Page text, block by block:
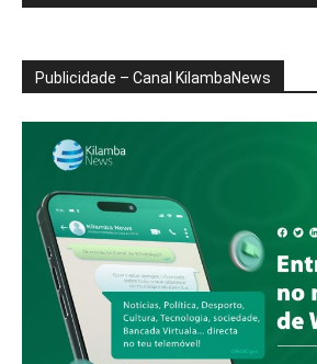
Publicidade – Canal KilambaNews